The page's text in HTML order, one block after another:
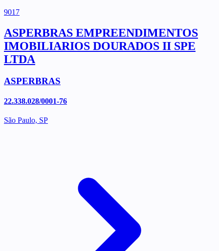
9017
ASPERBRAS EMPREENDIMENTOS
IMOBILIARIOS DOURADOS II SPE
LTDA
ASPERBRAS
22.338.028/0001-76
São Paulo, SP